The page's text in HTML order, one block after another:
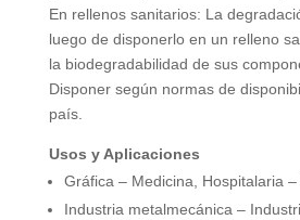
En rellenos sanitarios: La
luego de disponerlo en un relleno
la biodegradabilidad de sus
Disponer según normas de
país.
Usos y Aplicaciones
Gráfica – Medicina, Hospitalaria
Industria metalmecánica –